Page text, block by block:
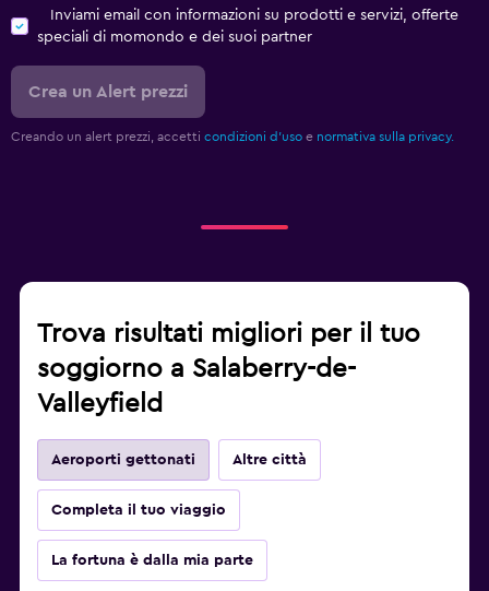
Inviami email con informazioni su prodotti e servizi, offerte
speciali di momondo e dei suoi partner
Crea un Alert prezzi
Creando un alert prezzi, accetti condizioni d'uso e normativa sulla privacy.
Trova risultati migliori per il tuo
soggiorno a Salaberry-de-
Valleyfield
Aeroporti gettonati Altre città
Completa il tuo viaggio
La fortuna è dalla mia parte